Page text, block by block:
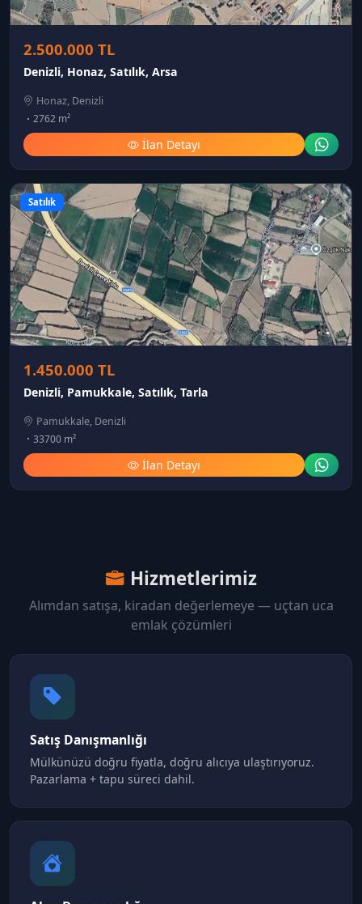
2.500.000 TL
Denizli, Honaz, Satılık, Arsa
Honaz, Denizli
2762 m²
İlan Detayı
Satılık
1.450.000 TL
Denizli, Pamukkale, Satılık, Tarla
Pamukkale, Denizli
33700 m²
İlan Detayı
Hizmetlerimiz
Alımdan satışa, kiradan değerlemeye — uçtan uca
emlak çözümleri
Satış Danışmanlığı
Mülkünüzü doğru fiyatla, doğru alıcıya ulaştırıyoruz.
Pazarlama + tapu süreci dahil.